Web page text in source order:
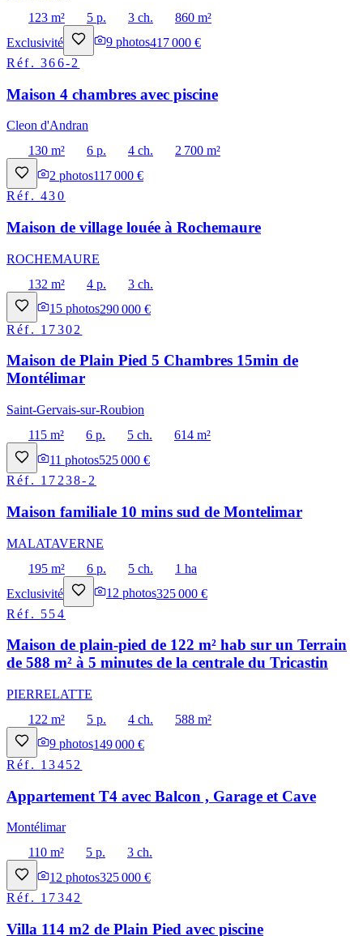
123 m²
5 p. 3 ch.
860 m²
Exclusivité
9 photos417 000 €
Réf.366-2
Maison 4 chambres avec piscine
Cleon d'Andran
130 m²
6 p. 4 ch.
2 700 m²
2 photos117 000 €
Réf.430
Maison de village louée à Rochemaure
ROCHEMAURE
132 m²
4 p.
3 ch.
15 photos290 000 €
Réf. 17302
Maison de Plain Pied 5 Chambres 15min de
Montélimar
Saint-Gervais-sur-Roubion
115 m²
6 p. 5 ch.
614 m²
11 photos525 000 €
Réf. 17238-2
Maison familiale 10 mins sud de Montelimar
MALATAVERNE
195 m²
6 p. 5 ch.
1 ha
Exclusivité
12 photos325 000 €
Réf. 554
Maison de plain-pied de 122 m² hab sur un Terrain
de 588 m² à 5 minutes de la centrale du Tricastin
PIERRELATTE
122 m²
5 p. 4 ch.
588 m²
9 photos149 000 €
Réf. 13452
Appartement T4 avec Balcon , Garage et Cave
Montélimar
110 m²
5 p.
3 ch.
12 photos325 000 €
Réf. 17342
Villa 114 m2 de Plain Pied avec piscine